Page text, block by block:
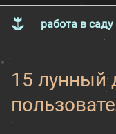
работа в
15 лунный